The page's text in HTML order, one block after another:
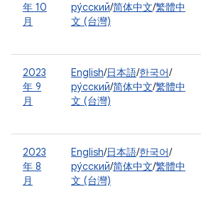
年 10
月
ру́сский/简体中文/繁體中
文 (台灣)
2023
年 9
月
English/日本語/한국어/
ру́сский/简体中文/繁體中
文 (台灣)
2023
年 8
月
English/日本語/한국어/
ру́сский/简体中文/繁體中
文 (台灣)